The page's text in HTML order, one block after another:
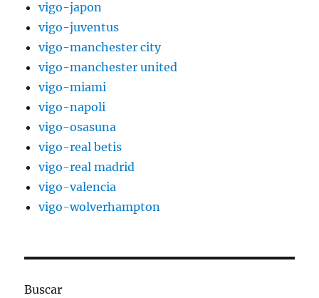
vigo-japon
vigo-juventus
vigo-manchester city
vigo-manchester united
vigo-miami
vigo-napoli
vigo-osasuna
vigo-real betis
vigo-real madrid
vigo-valencia
vigo-wolverhampton
Buscar